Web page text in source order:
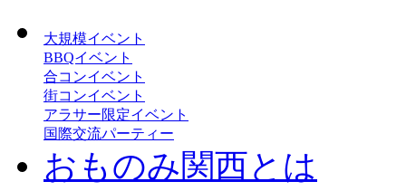
大規模イベント
BBQイベント
合コンイベント
街コンイベント
アラサー限定イベント
国際交流パーティー
おものみ関西とは